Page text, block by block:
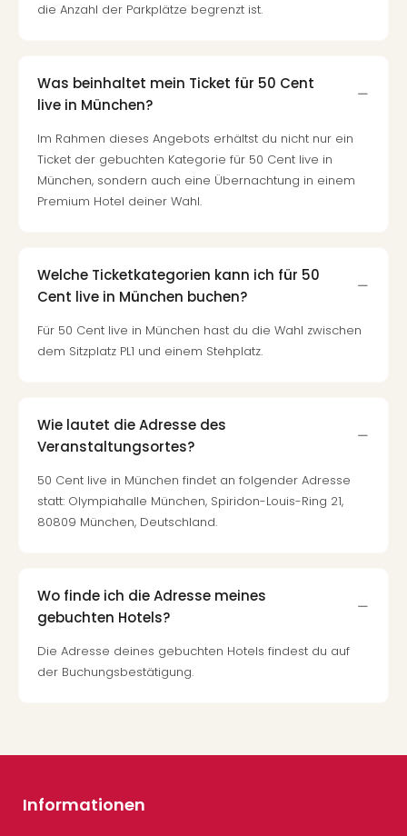
die Anzahl der Parkplätze begrenzt ist.
Was beinhaltet mein Ticket für 50 Cent
live in München?
Im Rahmen dieses Angebots erhältst du nicht nur ein
Ticket der gebuchten Kategorie für 50 Cent live in
München, sondern auch eine Übernachtung in einem
Premium Hotel deiner Wahl.
Welche Ticketkategorien kann ich für 50
Cent live in München buchen?
Für 50 Cent live in München hast du die Wahl zwischen
dem Sitzplatz PL1 und einem Stehplatz.
Wie lautet die Adresse des
Veranstaltungsortes?
50 Cent live in München findet an folgender Adresse
statt: Olympiahalle München, Spiridon-Louis-Ring 21,
80809 München, Deutschland.
Wo finde ich die Adresse meines
gebuchten Hotels?
Die Adresse deines gebuchten Hotels findest du auf
der Buchungsbestätigung.
Informationen